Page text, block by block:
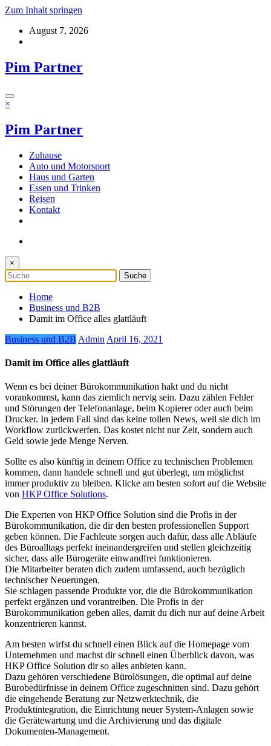
Zum Inhalt springen
August 7, 2026
Pim Partner
×
Pim Partner
Zuhause
Auto und Motorsport
Haus und Garten
Essen und Trinken
Reisen
Kontakt
×
Home
Business und B2B
Damit im Office alles glattläuft
Business und B2B Admin April 16, 2021
Damit im Office alles glattläuft
Wenn es bei deiner Bürokommunikation hakt und du nicht
vorankommst, kann das ziemlich nervig sein. Dazu zählen Fehler
und Störungen der Telefonanlage, beim Kopierer oder auch beim
Drucker. In jedem Fall sind das keine tollen News, weil sie dich im
Workflow zurückwerfen. Das kostet nicht nur Zeit, sondern auch
Geld sowie jede Menge Nerven.
Sollte es also künftig in deinem Office zu technischen Problemen
kommen, dann handele schnell und gut überlegt, um möglichst
immer produktiv zu bleiben. Klicke am besten sofort auf die Website
von HKP Office Solutions.
Die Experten von HKP Office Solution sind die Profis in der
Bürokommunikation, die dir den besten professionellen Support
geben können. Die Fachleute sorgen auch dafür, dass alle Abläufe
des Büroalltags perfekt ineinandergreifen und stellen gleichzeitig
sicher, dass alle Bürogeräte einwandfrei funktionieren.
Die Mitarbeiter beraten dich zudem umfassend, auch bezüglich
technischer Neuerungen.
Sie schlagen passende Produkte vor, die die Bürokommunikation
perfekt ergänzen und vorantreiben. Die Profis in der
Bürokommunikation geben alles, damit du dich nur auf deine Arbeit
konzentrieren kannst.
Am besten wirfst du schnell einen Blick auf die Homepage vom
Unternehmen und machst dir schnell einen Überblick davon, was
HKP Office Solution dir so alles anbieten kann.
Dazu gehören verschiedene Bürolösungen, die optimal auf deine
Bürobedürfnisse in deinem Office zugeschnitten sind. Dazu gehört
die eingehende Beratung zur Netzwerktechnik, die
Produktintegration, die Einrichtung neuer System-Anlagen sowie
die Gerätewartung und die Archivierung und das digitale
Dokumenten-Management.